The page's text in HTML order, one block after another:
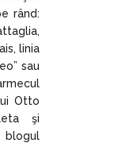
rând:
linia
sau
Otto
şi